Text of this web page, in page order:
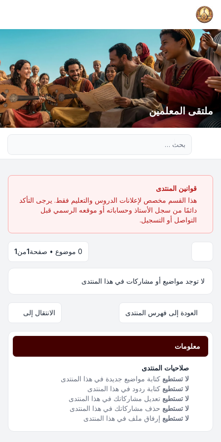
ملتقى المعلمين
قوانين المنتدى
هذا القسم مخصص لإعلانات الدروس والتعليم فقط. يرجى التأكد
دائمًا من سجل الأستاذ وحساباته أو موقعه الرسمي قبل
التواصل أو التسجيل.
0 موضوع • صفحة 1من1
لا توجد مواضيع أو مشاركات في هذا المنتدى
العودة إلى فهرس المنتدى الانتقال إلى
معلومات
صلاحيات المنتدى
لا تستطيع كتابة مواضيع جديدة في هذا المنتدى
لا تستطيع كتابة ردود في هذا المنتدى
لا تستطيع تعديل مشاركاتك في هذا المنتدى
لا تستطيع حذف مشاركاتك في هذا المنتدى
لا تستطيع إرفاق ملف في هذا المنتدى